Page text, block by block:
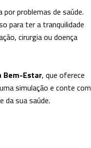
problemas de saúde.
para ter a tranquilidade
cirurgia ou doença
Bem-Estar, que oferece
simulação e conte com
da sua saúde.